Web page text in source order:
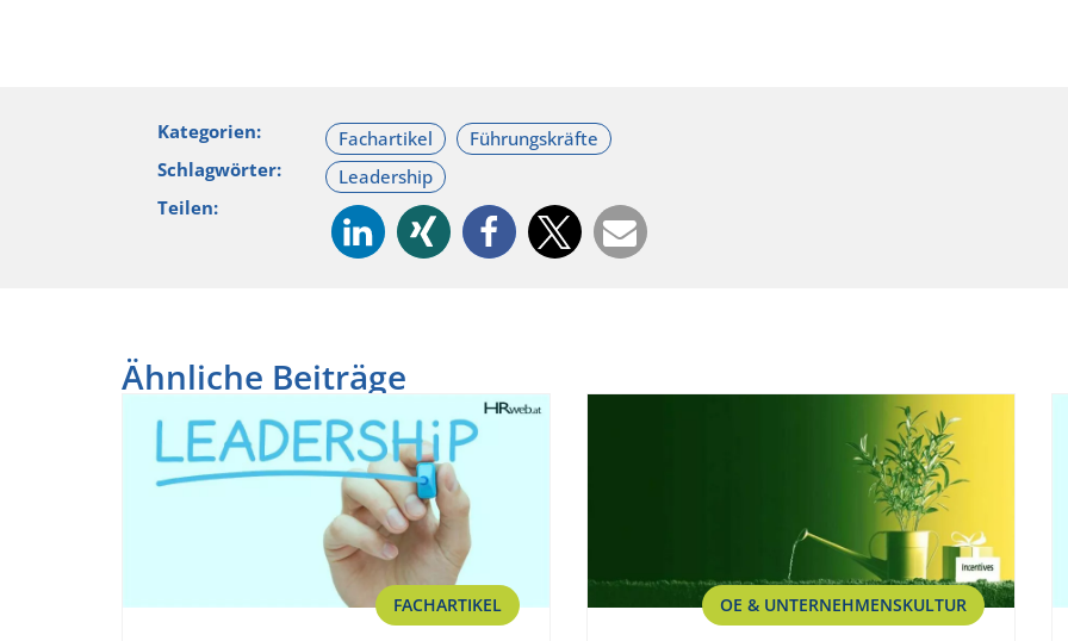
Kategorien:
Schlagwörter:
Teilen:
Ähnliche Beiträge
FACHARTIKEL OE & UNTERNEHMENSKULTUR